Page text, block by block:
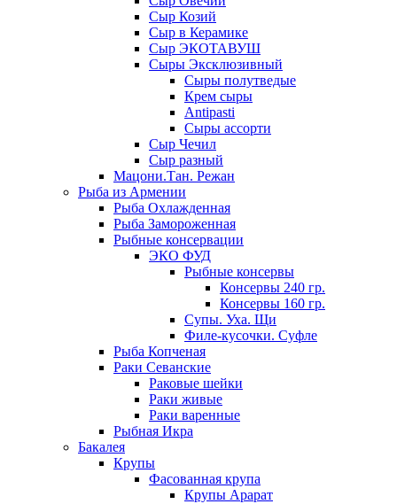
Сыр Козий
Сыр в Керамике
Сыр ЭКОТАВУШ
Сыры Эксклюзивный
Сыры полутведые
Крем сыры
Antipasti
Сыры ассорти
Сыр Чечил
Сыр разный
Мацони.Тан. Режан
Рыба из Армении
Рыба Охлажденная
Рыба Замороженная
Рыбные консервации
ЭКО ФУД
Рыбные консервы
Консервы 240 гр.
Консервы 160 гр.
Супы. Уха. Щи
Филе-кусочки. Суфле
Рыба Копченая
Раки Севанские
Раковые шейки
Раки живые
Раки варенные
Рыбная Икра
Бакалея
Крупы
Фасованная крупа
Крупы Арарат